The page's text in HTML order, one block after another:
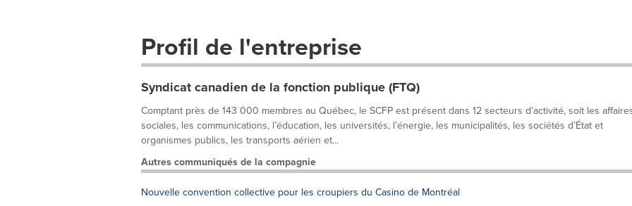
Profil de l'entreprise
Syndicat canadien de la fonction publique (FTQ)
Comptant près de 143 000 membres au Québec, le SCFP est présent dans 12 secteurs d’activité, soit les
sociales, les communications, l’éducation, les universités, l’énergie, les municipalités, les sociétés d’État et
organismes publics, les transports aérien et...
Autres communiqués de la compagnie
Nouvelle convention collective pour les croupiers du Casino de Montréal